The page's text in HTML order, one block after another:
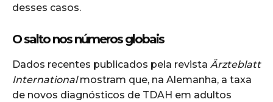
desses casos.
O salto nos números globais
Dados recentes publicados pela revista Ärzteblatt
Internationalmostram que, na Alemanha, a taxa
de novos diagnósticos de TDAH em adultos